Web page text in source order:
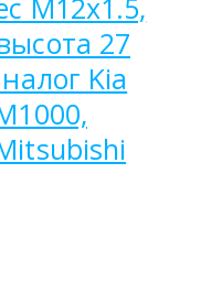
27
Kia